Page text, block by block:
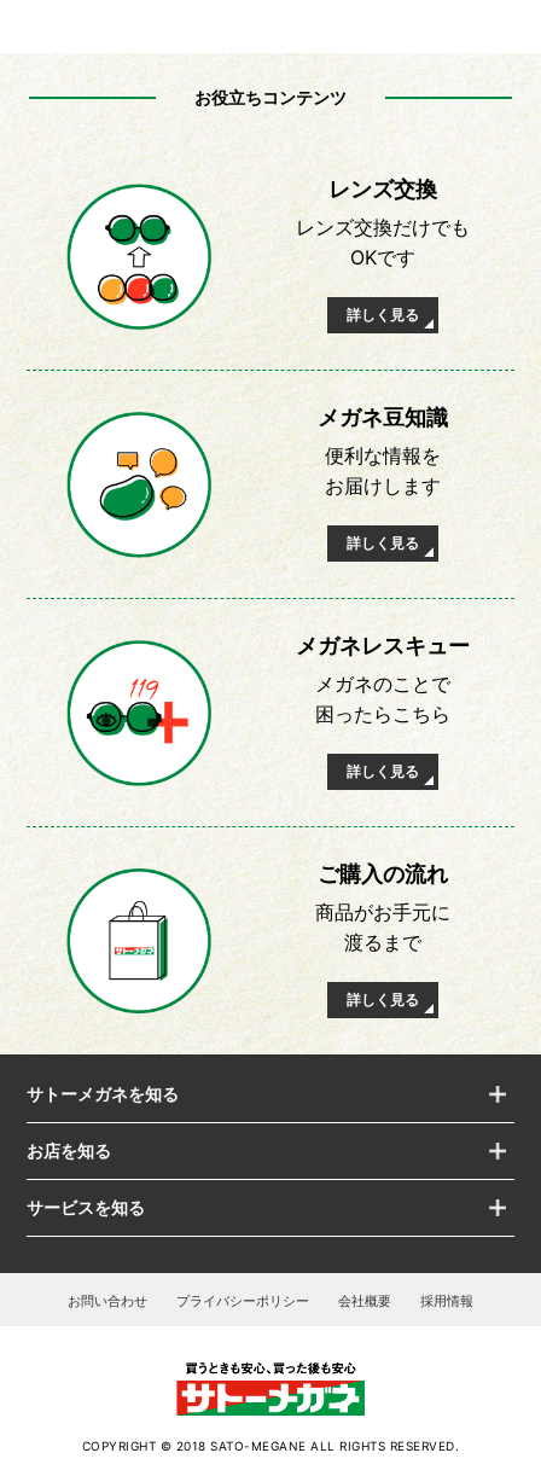
お役立ちコンテンツ
レンズ交換
レンズ交換だけでも
OKです
詳しく見る
メガネ豆知識
便利な情報を
お届けします
詳しく見る
メガネレスキュー
メガネのことで
困ったらこちら
詳しく見る
ご購入の流れ
商品がお手元に
渡るまで
詳しく見る
サトーメガネを知る
お店を知る
サービスを知る
お問い合わせ プライバシーポリシー 会社概要 採用情報
COPYRIGHT © 2018 SATO-MEGANE ALL RIGHTS RESERVED.